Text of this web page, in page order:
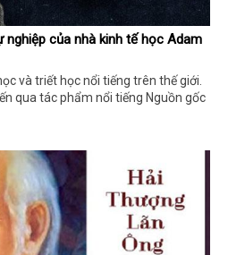
của nhà kinh tế học Adam
và triết học nổi tiếng trên thế giới.
qua tác phẩm nổi tiếng Nguồn gốc